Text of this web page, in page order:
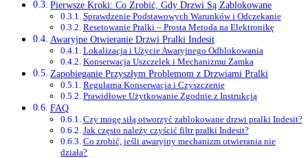
Pierwsze Kroki: Co Zrobić, Gdy Drzwi Są Zablokowane
Sprawdzenie Podstawowych Warunków i Odczekanie
Resetowanie Pralki – Prosta Metoda na Elektronikę
Awaryjne Otwieranie Drzwi Pralki Indesit
Lokalizacja i Użycie Awaryjnego Odblokowania
Konserwacja Uszczelek i Mechanizmu Zamka
Zapobieganie Przyszłym Problemom z Drzwiami Pralki
Regularna Konserwacja i Czyszczenie
Prawidłowe Użytkowanie Zgodnie z Instrukcją
FAQ
Czy mogę siłą otworzyć zablokowane drzwi pralki Indesit?
Jak często należy czyścić filtr pralki Indesit?
Co zrobić, jeśli awaryjny mechanizm otwierania nie
działa?